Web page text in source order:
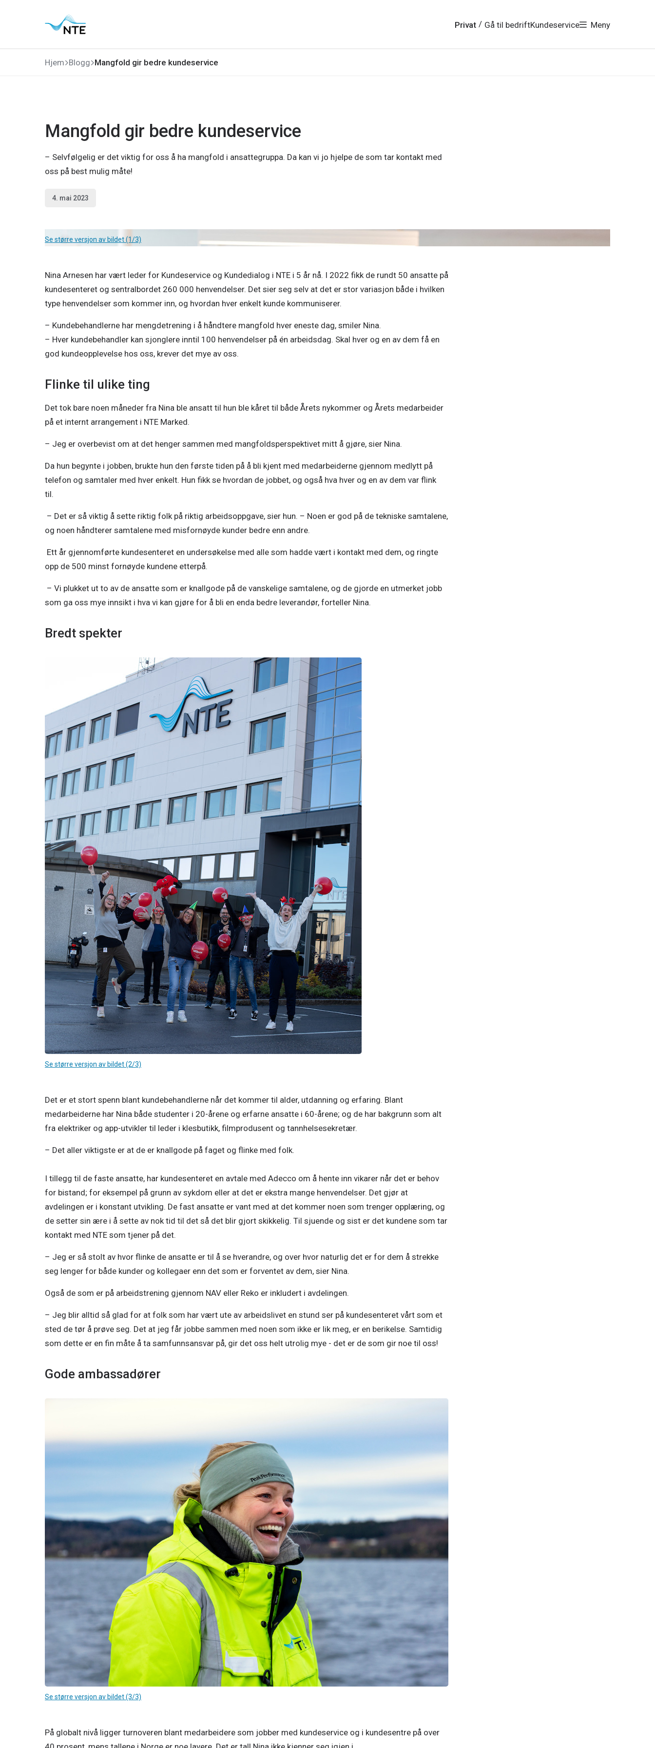
Privat / Gå til bedriftKundeservice Meny
Hjem Blogg Mangfold gir bedre kundeservice
Mangfold gir bedre kundeservice
– Selvfølgelig er det viktig for oss å ha mangfold i ansattegruppa. Da kan vi jo hjelpe de som tar kontakt med
oss på best mulig måte!
4. mai 2023
Se større versjon av bildet (1/3)
Nina Arnesen har vært leder for Kundeservice og Kundedialog i NTE i 5 år nå. I 2022 fikk de rundt 50 ansatte på
kundesenteret og sentralbordet 260 000 henvendelser. Det sier seg selv at det er stor variasjon både i hvilken
type henvendelser som kommer inn, og hvordan hver enkelt kunde kommuniserer.
– Kundebehandlerne har mengdetrening i å håndtere mangfold hver eneste dag, smiler Nina.
– Hver kundebehandler kan sjonglere inntil 100 henvendelser på én arbeidsdag. Skal hver og en av dem få en
god kundeopplevelse hos oss, krever det mye av oss.
Flinke til ulike ting
Det tok bare noen måneder fra Nina ble ansatt til hun ble kåret til både Årets nykommer og Årets medarbeider
på et internt arrangement i NTE Marked.
– Jeg er overbevist om at det henger sammen med mangfoldsperspektivet mitt å gjøre, sier Nina.
Da hun begynte i jobben, brukte hun den første tiden på å bli kjent med medarbeiderne gjennom medlytt på
telefon og samtaler med hver enkelt. Hun fikk se hvordan de jobbet, og også hva hver og en av dem var flink
til.
– Det er så viktig å sette riktig folk på riktig arbeidsoppgave, sier hun. – Noen er god på de tekniske samtalene,
og noen håndterer samtalene med misfornøyde kunder bedre enn andre.
Ett år gjennomførte kundesenteret en undersøkelse med alle som hadde vært i kontakt med dem, og ringte
opp de 500 minst fornøyde kundene etterpå.
– Vi plukket ut to av de ansatte som er knallgode på de vanskelige samtalene, og de gjorde en utmerket jobb
som ga oss mye innsikt i hva vi kan gjøre for å bli en enda bedre leverandør, forteller Nina.
Bredt spekter
Se større versjon av bildet (2/3)
Det er et stort spenn blant kundebehandlerne når det kommer til alder, utdanning og erfaring. Blant
medarbeiderne har Nina både studenter i 20-årene og erfarne ansatte i 60-årene; og de har bakgrunn som alt
fra elektriker og app-utvikler til leder i klesbutikk, filmprodusent og tannhelsesekretær.
– Det aller viktigste er at de er knallgode på faget og flinke med folk.
I tillegg til de faste ansatte, har kundesenteret en avtale med Adecco om å hente inn vikarer når det er behov
for bistand; for eksempel på grunn av sykdom eller at det er ekstra mange henvendelser. Det gjør at
avdelingen er i konstant utvikling. De fast ansatte er vant med at det kommer noen som trenger opplæring, og
de setter sin ære i å sette av nok tid til det så det blir gjort skikkelig. Til sjuende og sist er det kundene som tar
kontakt med NTE som tjener på det.
– Jeg er så stolt av hvor flinke de ansatte er til å se hverandre, og over hvor naturlig det er for dem å strekke
seg lenger for både kunder og kollegaer enn det som er forventet av dem, sier Nina.
Også de som er på arbeidstrening gjennom NAV eller Reko er inkludert i avdelingen.
– Jeg blir alltid så glad for at folk som har vært ute av arbeidslivet en stund ser på kundesenteret vårt som et
sted de tør å prøve seg. Det at jeg får jobbe sammen med noen som ikke er lik meg, er en berikelse. Samtidig
som dette er en fin måte å ta samfunnsansvar på, gir det oss helt utrolig mye - det er de som gir noe til oss!
Gode ambassadører
Se større versjon av bildet (3/3)
På globalt nivå ligger turnoveren blant medarbeidere som jobber med kundeservice og i kundesentre på over